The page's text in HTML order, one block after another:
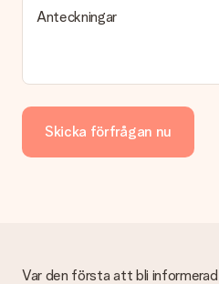
Anteckningar
Skicka förfrågan nu
Var den första att bli